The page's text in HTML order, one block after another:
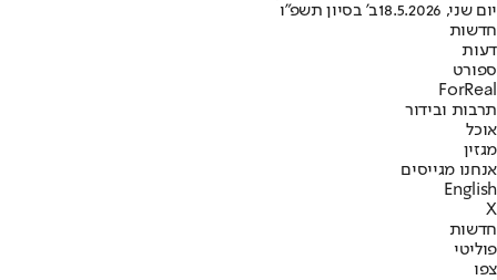
יום שני, 18.5.2026
ב' בסיון תשפ"ו
חדשות
דעות
ספורט
ForReal
תרבות ובידור
אוכל
מגזין
אנחנו מגייסים
English
X
חדשות
פוליטי
צפו